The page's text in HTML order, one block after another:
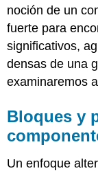
noción de un
fuerte para
significativos,
densas de una
examinaremos
Bloques y
Un enfoque